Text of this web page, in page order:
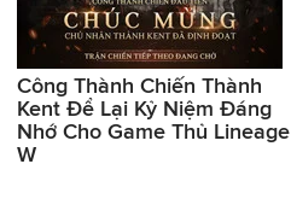
Công Thành Chiến Thành
Kent Để Lại Kỷ Niệm Đáng
Nhớ Cho Game Thủ Lineage
W